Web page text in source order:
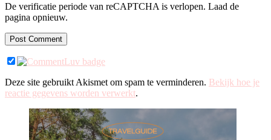
De verificatie periode van reCAPTCHA is verlopen. Laad de
pagina opnieuw.
Deze site gebruikt Akismet om spam te verminderen. Bekijk hoe je
reactie gegevens worden verwerkt.